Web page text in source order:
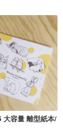
大容量 離型紙本/